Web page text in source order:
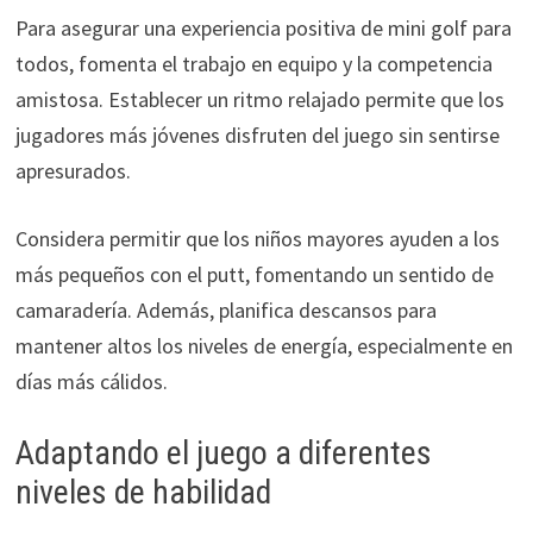
Para asegurar una experiencia positiva de mini golf para
todos, fomenta el trabajo en equipo y la competencia
amistosa. Establecer un ritmo relajado permite que los
jugadores más jóvenes disfruten del juego sin sentirse
apresurados.
Considera permitir que los niños mayores ayuden a los
más pequeños con el putt, fomentando un sentido de
camaradería. Además, planifica descansos para
mantener altos los niveles de energía, especialmente en
días más cálidos.
Adaptando el juego a diferentes
niveles de habilidad